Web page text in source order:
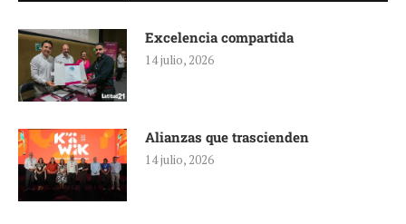
Excelencia compartida
14 julio, 2026
Alianzas que trascienden
14 julio, 2026